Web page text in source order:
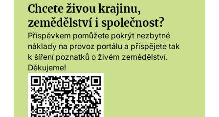
Chcete živou krajinu,
zemědělství i společnost?
Příspěvkem pomůžete pokrýt nezbytné
náklady na provoz portálu a přispějete tak
k šíření poznatků o živém zemědělství.
Děkujeme!